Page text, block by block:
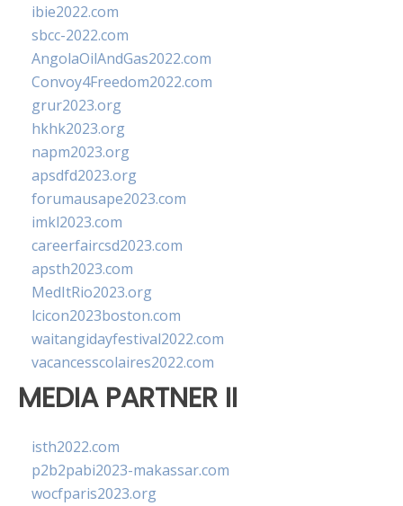
ibie2022.com
sbcc-2022.com
AngolaOilAndGas2022.com
Convoy4Freedom2022.com
grur2023.org
hkhk2023.org
napm2023.org
apsdfd2023.org
forumausape2023.com
imkl2023.com
careerfaircsd2023.com
apsth2023.com
MedItRio2023.org
lcicon2023boston.com
waitangidayfestival2022.com
vacancesscolaires2022.com
MEDIA PARTNER II
isth2022.com
p2b2pabi2023-makassar.com
wocfparis2023.org